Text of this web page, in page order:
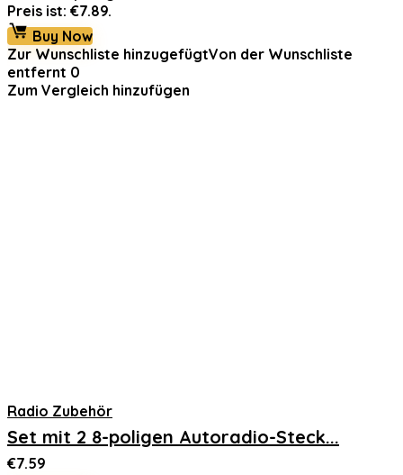
Preis ist: €7.89.
Buy Now
Zur Wunschliste hinzugefügtVon der Wunschliste
entfernt 0
Zum Vergleich hinzufügen
Radio Zubehör
Set mit 2 8-poligen Autoradio-Steck...
€7.59